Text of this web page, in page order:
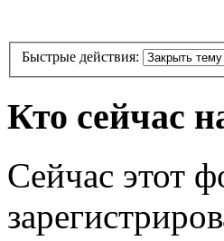
Быстрые действия:
Кто сейчас
Сейчас этот